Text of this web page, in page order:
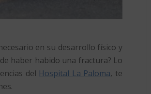
en su desarrollo físico y
haber habido una fractura? Lo
del Hospital La Paloma, te